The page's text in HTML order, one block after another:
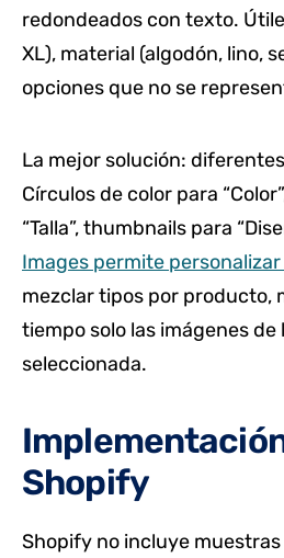
redondeados con texto.
XL), material (algodón, lino,
opciones que no se
La mejor solución:
Círculos de color para
“Talla”, thumbnails para
Images permite
mezclar tipos por producto,
tiempo solo las imágenes de
seleccionada.
Shopify
Shopify no incluye